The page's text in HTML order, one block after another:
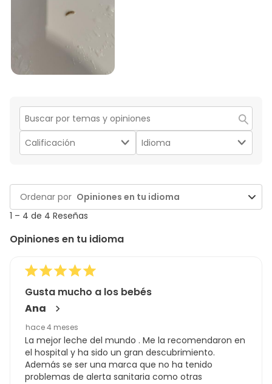
Región
de
búsqueda
y
reseñas
Filtrar
por
Filtrar
por
4
4
1 – 4 de 4 Reseñas
Ordenar por Opiniones en tu idioma
Opiniones en tu idioma
Gusta mucho a los bebés
Ana
hace 4 meses
La mejor leche del mundo . Me la recomendaron en
el hospital y ha sido un gran descubrimiento.
Además se ser una marca que no ha tenido
problemas de alerta sanitaria como otras